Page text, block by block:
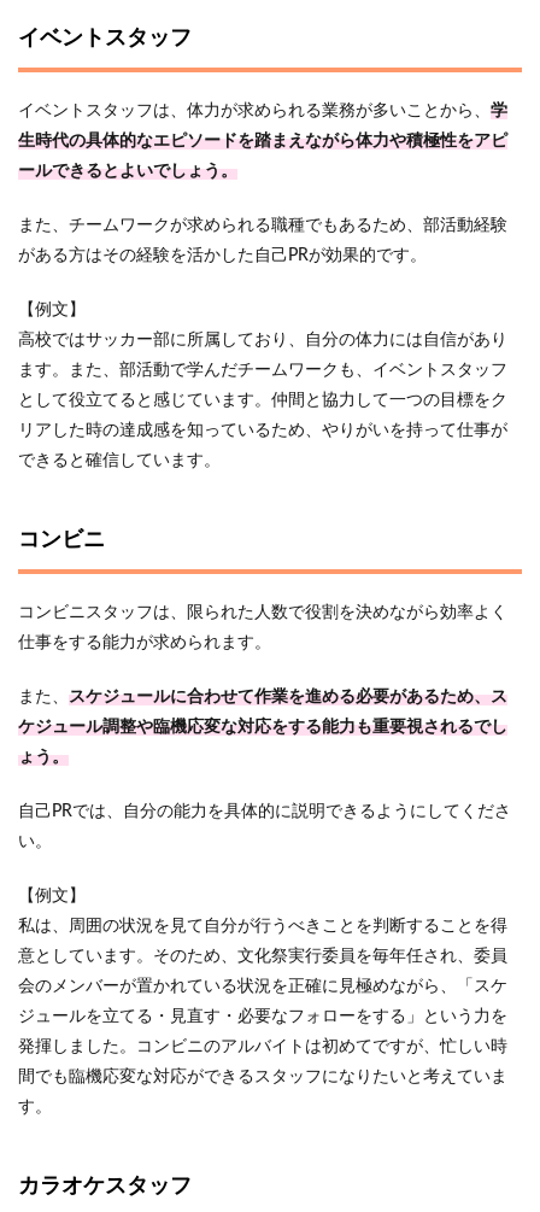
イベントスタッフ
イベントスタッフは、体力が求められる業務が多いことから、 学
生時代の具体的なエピソードを踏まえながら体力や積極性をアピ
ールできるとよいでしょう。
また、チームワークが求められる職種でもあるため、部活動経験
がある方はその経験を活かした自己PRが効果的です。
【例文】
高校ではサッカー部に所属しており、自分の体力には自信があり
ます。また、部活動で学んだチームワークも、イベントスタッフ
として役立てると感じています。仲間と協力して一つの目標をク
リアした時の達成感を知っているため、やりがいを持って仕事が
できると確信しています。
コンビニ
コンビニスタッフは、限られた人数で役割を決めながら効率よく
仕事をする能力が求められます。
また、 スケジュールに合わせて作業を進める必要があるため、ス
ケジュール調整や臨機応変な対応をする能力も重要視されるでし
ょう。
自己PRでは、自分の能力を具体的に説明できるようにしてくださ
い。
【例文】
私は、周囲の状況を見て自分が行うべきことを判断することを得
意としています。そのため、文化祭実行委員を毎年任され、委員
会のメンバーが置かれている状況を正確に見極めながら、「スケ
ジュールを立てる・見直す・必要なフォローをする」という力を
発揮しました。コンビニのアルバイトは初めてですが、忙しい時
間でも臨機応変な対応ができるスタッフになりたいと考えていま
す。
カラオケスタッフ